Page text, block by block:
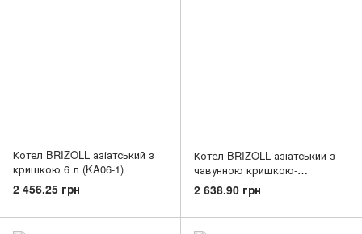
Котел BRIZOLL азіатський з
кришкою 6 л (KA06-1)
2 456.25 грн
Котел BRIZOLL азіатський з
чавунною кришкою-
сковорідкою 8 л (KA08-3)
2 638.90 грн